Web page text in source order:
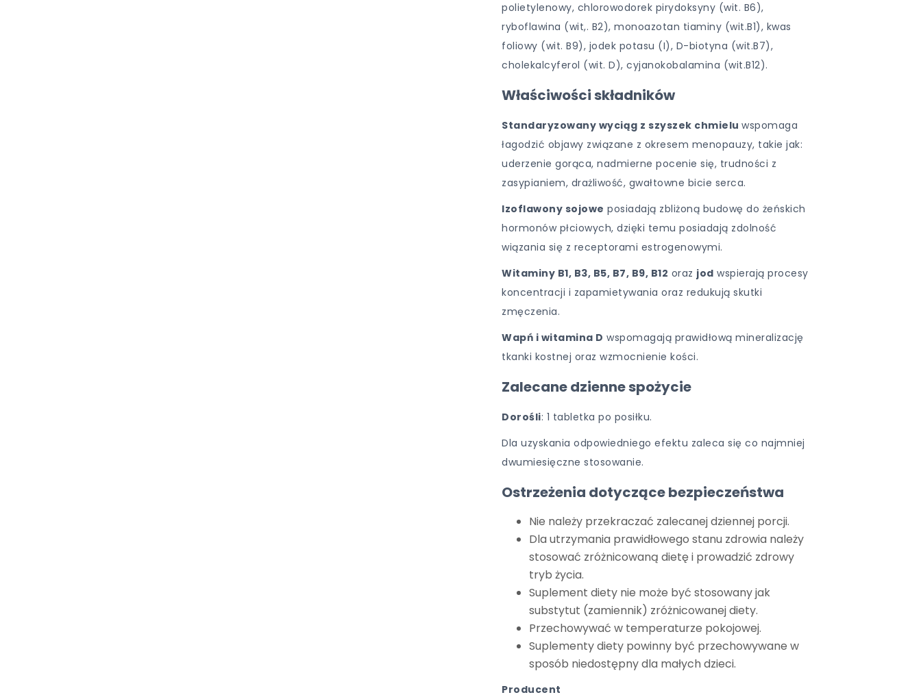
polietylenowy, chlorowodorek pirydoksyny (wit. B6),
ryboflawina (wit,. B2), monoazotan tiaminy (wit.B1), kwas
foliowy (wit. B9), jodek potasu (I), D-biotyna (wit.B7),
cholekalcyferol (wit. D), cyjanokobalamina (wit.B12).
Właściwości składników
Standaryzowany wyciąg z szyszek chmielu wspomaga
łagodzić objawy związane z okresem menopauzy, takie jak:
uderzenie gorąca, nadmierne pocenie się, trudności z
zasypianiem, drażliwość, gwałtowne bicie serca.
Izoflawony sojowe posiadają zbliżoną budowę do żeńskich
hormonów płciowych, dzięki temu posiadają zdolność
wiązania się z receptorami estrogenowymi.
Witaminy B1, B3, B5, B7, B9, B12 oraz jod wspierają procesy
koncentracji i zapamietywania oraz redukują skutki
zmęczenia.
Wapń i witamina D wspomagają prawidłową mineralizację
tkanki kostnej oraz wzmocnienie kości.
Zalecane dzienne spożycie
Dorośli: 1 tabletka po posiłku.
Dla uzyskania odpowiedniego efektu zaleca się co najmniej
dwumiesięczne stosowanie.
Ostrzeżenia dotyczące bezpieczeństwa
Nie należy przekraczać zalecanej dziennej porcji.
Dla utrzymania prawidłowego stanu zdrowia należy
stosować zróżnicowaną dietę i prowadzić zdrowy
tryb życia.
Suplement diety nie może być stosowany jak
substytut (zamiennik) zróżnicowanej diety.
Przechowywać w temperaturze pokojowej.
Suplementy diety powinny być przechowywane w
sposób niedostępny dla małych dzieci.
Producent